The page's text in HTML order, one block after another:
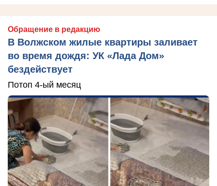
Обращение в редакцию
В Волжском жилые квартиры заливает
во время дождя: УК «Лада Дом»
бездействует
Потоп 4-ый месяц